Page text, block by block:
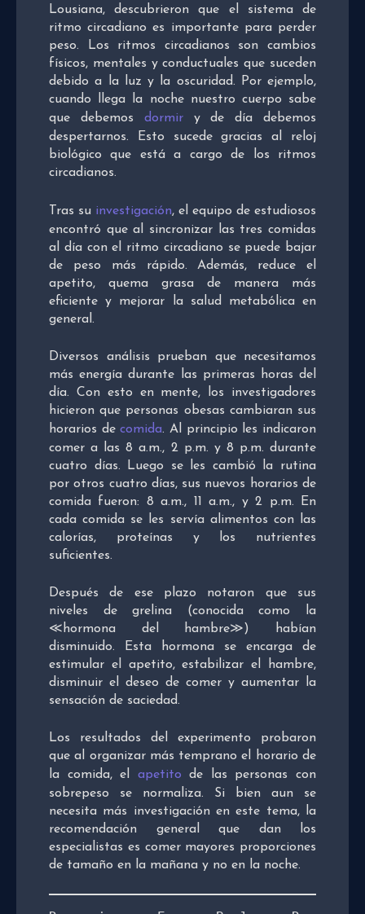
Lousiana, descubrieron que el sistema de
ritmo circadiano es importante para perder
peso. Los ritmos circadianos son cambios
físicos, mentales y conductuales que suceden
debido a la luz y la oscuridad. Por ejemplo,
cuando llega la noche nuestro cuerpo sabe
que debemos dormiry de día debemos
despertarnos. Esto sucede gracias al reloj
biológico que está a cargo de los ritmos
circadianos.
Tras su investigación, el equipo de estudiosos
encontró que al sincronizar las tres comidas
al día con el ritmo circadiano se puede bajar
de peso más rápido. Además, reduce el
apetito, quema grasa de manera más
eficiente y mejorar la salud metabólica en
general.
Diversos análisis prueban que necesitamos
más energía durante las primeras horas del
día. Con esto en mente, los investigadores
hicieron que personas obesas cambiaran sus
horarios decomida. Al principio les indicaron
comer a las 8 a.m., 2 p.m. y 8 p.m. durante
cuatro días. Luego se les cambió la rutina
por otros cuatro días, sus nuevos horarios de
comida fueron: 8 a.m., 11 a.m., y 2 p.m. En
cada comida se les servía alimentos con las
calorías, proteínas y los nutrientes
suficientes.
Después de ese plazo notaron que sus
niveles de grelina (conocida como la
≪hormona del hambre≫) habían
disminuido. Esta hormona se encarga de
estimular el apetito, estabilizar el hambre,
disminuir el deseo de comer y aumentar la
sensación de saciedad.
Los resultados del experimento probaron
que al organizar más temprano el horario de
la comida, el apetito de las personas con
sobrepeso se normaliza. Si bien aun se
necesita más investigación en este tema, la
recomendación general que dan los
especialistas es comer mayores proporciones
de tamaño en la mañana y no en la noche.